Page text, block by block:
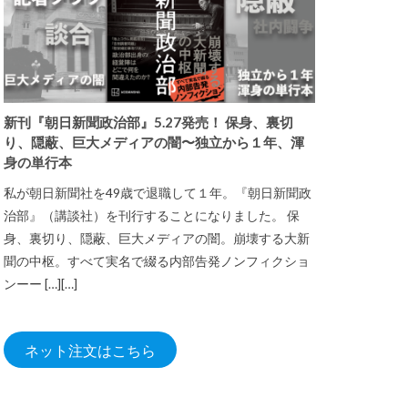
新刊『朝日新聞政治部』5.27発売！ 保身、裏切
り、隠蔽、巨大メディアの闇〜独立から１年、渾
身の単行本
私が朝日新聞社を49歳で退職して１年。『朝日新聞政
治部』（講談社）を刊行することになりました。 保
身、裏切り、隠蔽、巨大メディアの闇。崩壊する大新
聞の中枢。すべて実名で綴る内部告発ノンフィクショ
ンーー […][…]
ネット注文はこちら